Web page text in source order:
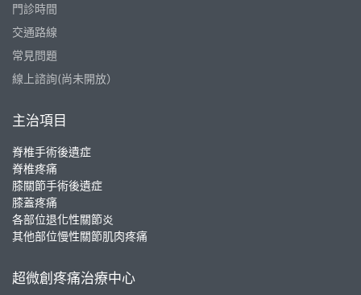
門診時間
交通路線
常見問題
線上諮詢(尚未開放）
主治項目
脊椎手術後遺症
脊椎疼痛
膝關節手術後遺症
膝蓋疼痛
各部位退化性關節炎
其他部位慢性關節肌肉疼痛
超微創疼痛治療中心